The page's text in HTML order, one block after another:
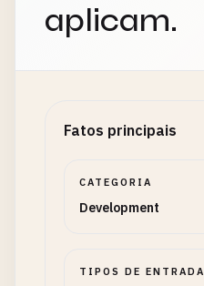
aplicam.
Fatos principais
CATEGORIA
Development
TIPOS DE ENTRADA